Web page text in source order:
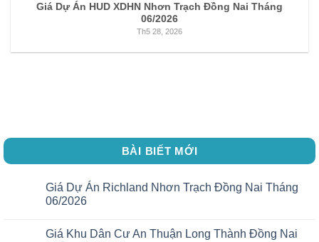
Giá Dự Án HUD XDHN Nhơn Trạch Đồng Nai Tháng
06/2026
Th5 28, 2026
BÀI BIẾT MỚI
Giá Dự Án Richland Nhơn Trạch Đồng Nai Tháng
06/2026
Giá Khu Dân Cư An Thuận Long Thành Đồng Nai